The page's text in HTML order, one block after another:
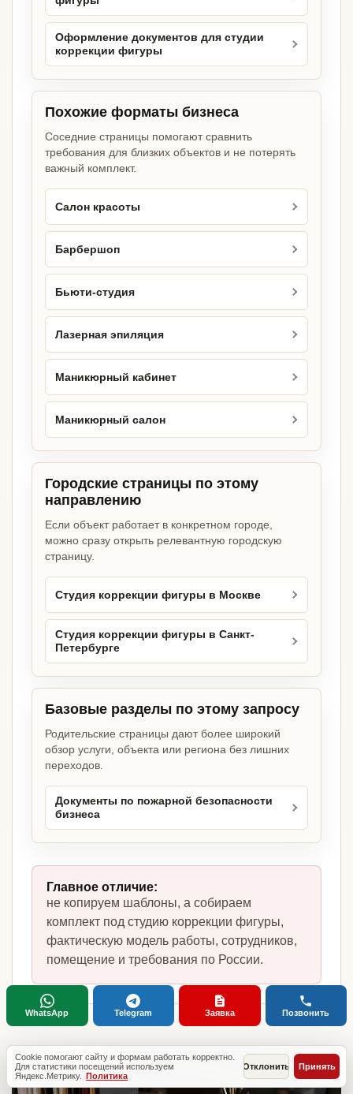
Оформление документов для студии
коррекции фигуры
Похожие форматы бизнеса
Соседние страницы помогают сравнить
требования для близких объектов и не потерять
важный комплект.
Салон красоты
Барбершоп
Бьюти-студия
Лазерная эпиляция
Маникюрный кабинет
Маникюрный салон
Городские страницы по этому
направлению
Если объект работает в конкретном городе,
можно сразу открыть релевантную городскую
страницу.
Студия коррекции фигуры в Москве
Студия коррекции фигуры в Санкт-
Петербурге
Базовые разделы по этому запросу
Родительские страницы дают более широкий
обзор услуги, объекта или региона без лишних
переходов.
Документы по пожарной безопасности
бизнеса
Главное отличие:
не копируем шаблоны, а собираем
комплект под студию коррекции фигуры,
фактическую модель работы, сотрудников,
помещение и требования по России.
Cookie помогают сайту и формам работать корректно.
Для статистики посещений используем
Яндекс.Метрику. Политика
Отклонить Принять
WhatsApp Telegram Заявка Позвонить